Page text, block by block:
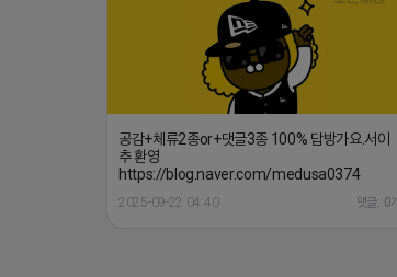
공감+체류2종or+댓글3종 100% 답방가요.서이
추 환영
https://blog.naver.com/medusa0374
2025-09-22 04:40 댓글: 0개